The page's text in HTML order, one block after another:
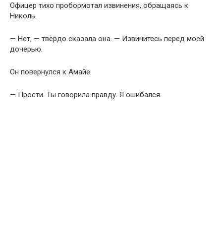
Офицер тихо пробормотал извинения, обращаясь к
Николь.
— Нет, — твёрдо сказала она. — Извинитесь перед моей
дочерью.
Он повернулся к Амайе.
— Прости. Ты говорила правду. Я ошибался.